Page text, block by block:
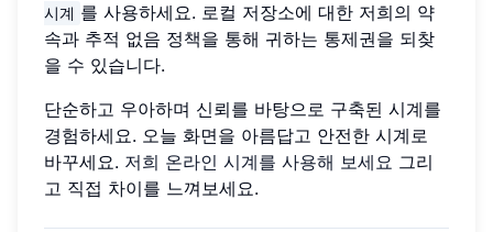
시계 를 사용하세요. 로컬 저장소에 대한 저희의 약
속과 추적 없음 정책을 통해 귀하는 통제권을 되찾
을 수 있습니다.
단순하고 우아하며 신뢰를 바탕으로 구축된 시계를
경험하세요. 오늘 화면을 아름답고 안전한 시계로
바꾸세요. 저희 온라인 시계를 사용해 보세요 그리
고 직접 차이를 느껴보세요.